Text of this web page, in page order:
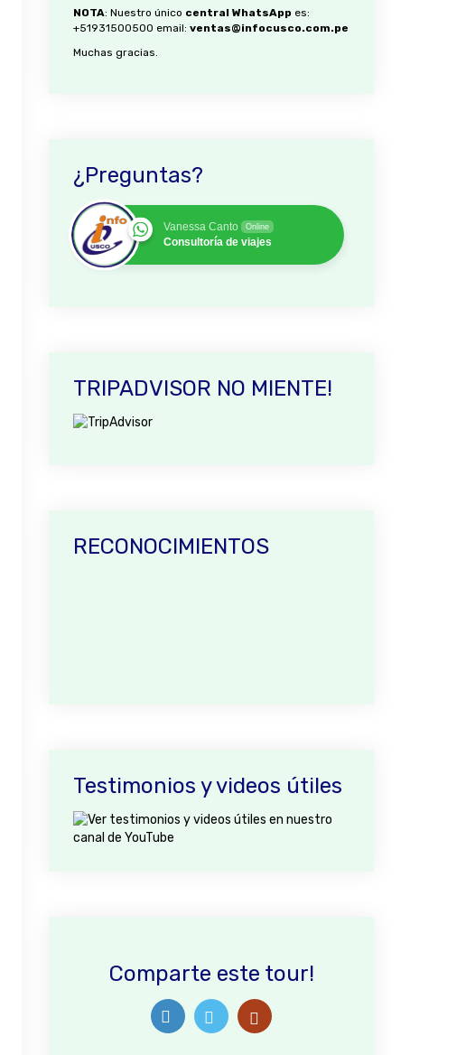
NOTA: Nuestro único central WhatsApp es:
+51931500500 email: ventas@infocusco.com.pe
Muchas gracias.
¿Preguntas?
Vanessa Canto Online
Consultoría de viajes
TRIPADVISOR NO MIENTE!
RECONOCIMIENTOS
Testimonios y videos útiles
Comparte este tour!